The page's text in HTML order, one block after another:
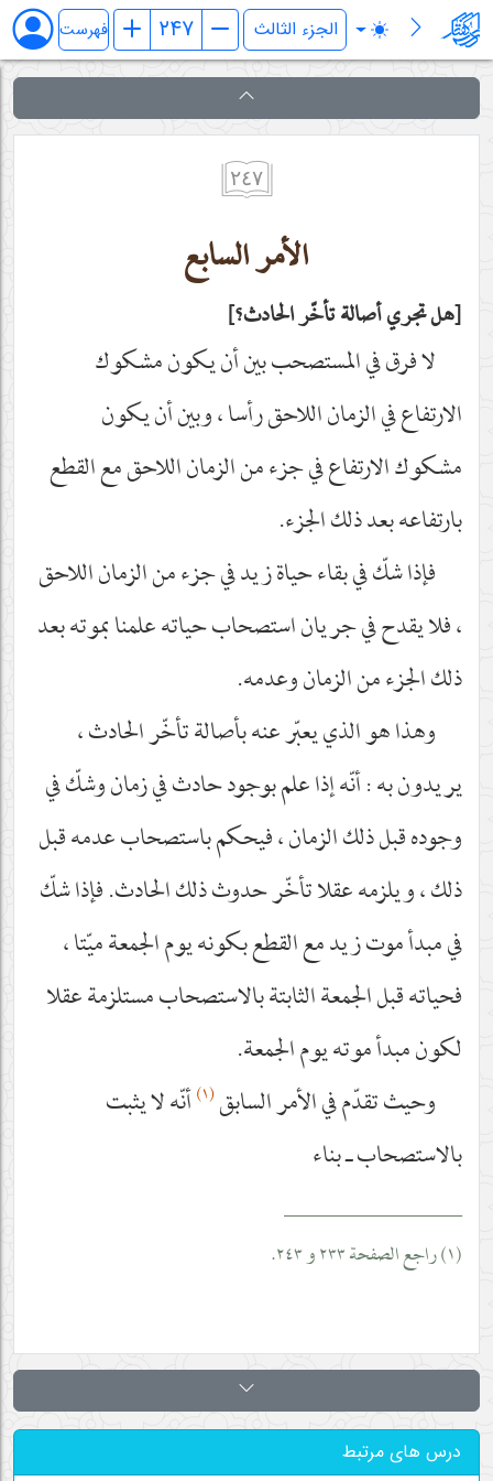
فرائد الاصول (رسائل) فهرست
٢٤٧
الأمر السابع
هل تجري أصالة تأخّر الحادث؟
لا فرق في المستصحب بين أن يكون مشكوك
الارتفاع في الزمان اللاحق رأسا ، وبين أن يكون
مشكوك الارتفاع في جزء من الزمان اللاحق مع القطع
بارتفاعه بعد ذلك الجزء.
فإذا شكّ في بقاء حياة زيد في جزء من الزمان اللاحق
، فلا يقدح في جريان استصحاب حياته علمنا بموته بعد
ذلك الجزء من الزمان وعدمه.
وهذا هو الذي يعبّر عنه بأصالة تأخّر الحادث ،
يريدون به : أنّه إذا علم بوجود حادث في زمان وشكّ في
وجوده قبل ذلك الزمان ، فيحكم باستصحاب عدمه قبل
ذلك ، ويلزمه عقلا تأخّر حدوث ذلك الحادث. فإذا شكّ
في مبدأ موت زيد مع القطع بكونه يوم الجمعة ميّتا ،
فحياته قبل الجمعة الثابتة بالاستصحاب مستلزمة عقلا
لكون مبدأ موته يوم الجمعة.
وحيث تقدّم في الأمر السابق(١) أنّه لا يثبت
بالاستصحاب ـ بناء
__________________
(١) راجع الصفحة ٢٣٣ و ٢٤٣.
درس های مرتبط